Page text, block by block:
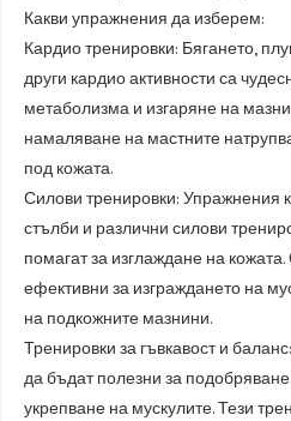
Какви упражнения да изберем:
Кардио тренировки: Бягането,
други кардио активности са
метаболизма и изгаряне на
намаляване на мастните
под кожата.
Силови тренировки: Упражнения
стълби и различни силови
помагат за изглаждане на
ефективни за изграждането на
на подкожните мазнини.
Тренировки за гъвкавост и
да бъдат полезни за
укрепване на мускулите. Тези